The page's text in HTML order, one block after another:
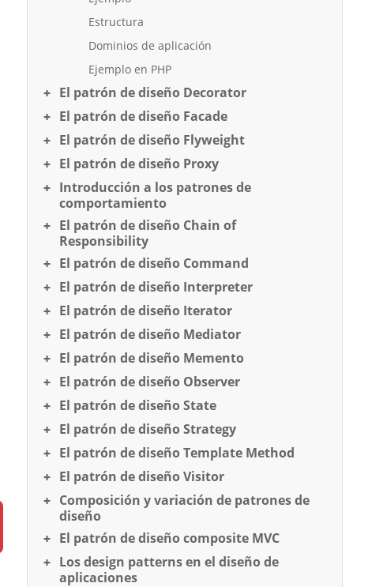
Estructura
Dominios de aplicación
Ejemplo en PHP
El patrón de diseño Decorator
El patrón de diseño Facade
El patrón de diseño Flyweight
El patrón de diseño Proxy
Introducción a los patrones de
comportamiento
El patrón de diseño Chain of
Responsibility
El patrón de diseño Command
El patrón de diseño Interpreter
El patrón de diseño Iterator
El patrón de diseño Mediator
El patrón de diseño Memento
El patrón de diseño Observer
El patrón de diseño State
El patrón de diseño Strategy
El patrón de diseño Template Method
El patrón de diseño Visitor
Composición y variación de patrones de
diseño
El patrón de diseño composite MVC
Los design patterns en el diseño de
aplicaciones